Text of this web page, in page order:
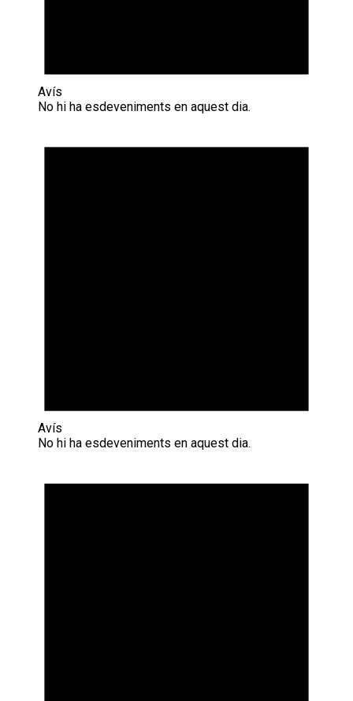
Avís
No hi ha esdeveniments en aquest dia.
Avís
No hi ha esdeveniments en aquest dia.